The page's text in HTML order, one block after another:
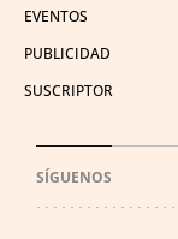
EVENTOS
PUBLICIDAD
SUSCRIPTOR
SÍGUENOS